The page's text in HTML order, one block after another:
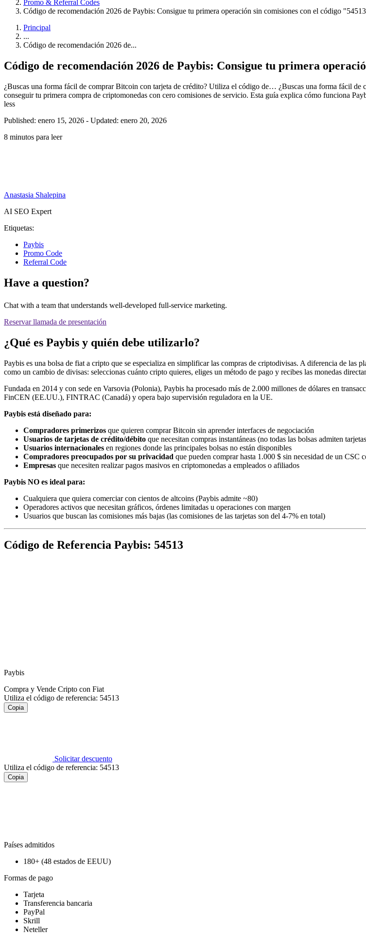
Promo & Referral Codes
Código de recomendación 2026 de Paybis: Consigue tu primera operación sin comisiones con el código
Principal
...
Código de recomendación 2026 de...
Código de recomendación 2026 de Paybis: Consigue tu primera
¿Buscas una forma fácil de comprar Bitcoin con tarjeta de crédito? Utiliza el código de… ¿Buscas una forma fácil de
conseguir tu primera compra de criptomonedas con cero comisiones de servicio. Esta guía explica cómo funciona
less
Published: enero 15, 2026 - Updated: enero 20, 2026
8 minutos para leer
Anastasia Shalepina
AI SEO Expert
Etiquetas:
Paybis
Promo Code
Referral Code
Have a question?
Chat with a team that understands well-developed full-service marketing.
Reservar llamada de presentación
¿Qué es Paybis y quién debe utilizarlo?
Paybis es una bolsa de fiat a cripto que se especializa en simplificar las compras de criptodivisas. A diferencia de
como un cambio de divisas: seleccionas cuánto cripto quieres, eliges un método de pago y recibes las monedas
Fundada en 2014 y con sede en Varsovia (Polonia), Paybis ha procesado más de 2.000 millones de dólares en
FinCEN (EE.UU.), FINTRAC (Canadá) y opera bajo supervisión reguladora en la UE.
Paybis está diseñado para:
Compradores primerizos que quieren comprar Bitcoin sin aprender interfaces de negociación
Usuarios de tarjetas de crédito/débito que necesitan compras instantáneas (no todas las bolsas admiten
Usuarios internacionales en regiones donde las principales bolsas no están disponibles
Compradores preocupados por su privacidad que pueden comprar hasta 1.000 $ sin necesidad de un CSC
Empresas que necesiten realizar pagos masivos en criptomonedas a empleados o afiliados
Paybis NO es ideal para:
Cualquiera que quiera comerciar con cientos de altcoins (Paybis admite ~80)
Operadores activos que necesitan gráficos, órdenes limitadas u operaciones con margen
Usuarios que buscan las comisiones más bajas (las comisiones de las tarjetas son del 4-7% en total)
Código de Referencia Paybis: 54513
Paybis
Compra y Vende Cripto con Fiat
Utiliza el código de referencia: 54513
Copia
Solicitar descuento
Utiliza el código de referencia: 54513
Copia
Países admitidos
180+ (48 estados de EEUU)
Formas de pago
Tarjeta
Transferencia bancaria
PayPal
Skrill
Neteller